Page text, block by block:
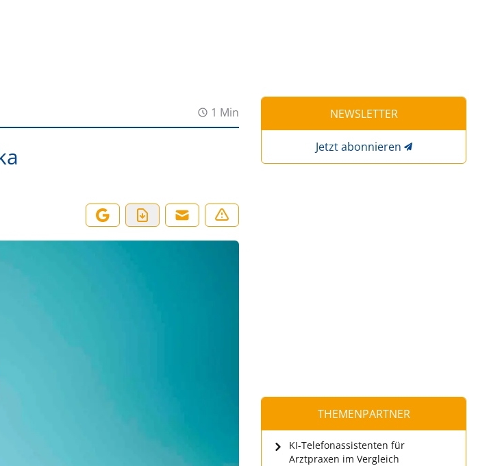
1 Min NEWSLETTER
Jetzt abonnieren
THEMENPARTNER
KI-Telefonassistenten für
Arztpraxen im Vergleich